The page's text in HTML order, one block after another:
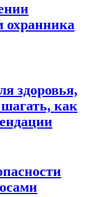
охранника
здоровья,
как